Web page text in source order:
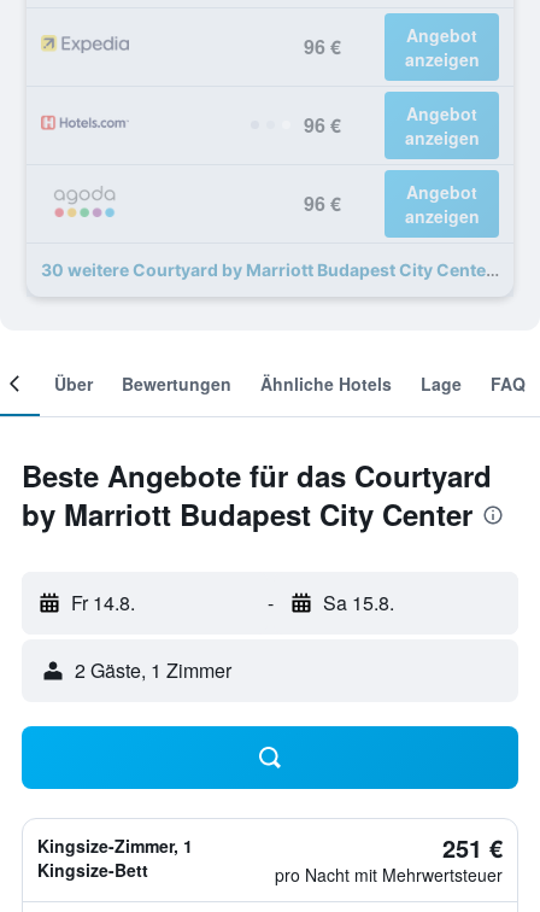
96 €
Angebot
anzeigen
96 €
Angebot
anzeigen
96 €
Angebot
anzeigen
30 weitere Courtyard by Marriott Budapest City Center Angebote
Über Bewertungen Ähnliche Hotels Lage FAQ
Beste Angebote für das Courtyard
by Marriott Budapest City Center
Fr 14.8. - Sa 15.8.
2 Gäste, 1 Zimmer
Kingsize-Zimmer, 1
Kingsize-Bett
251 €
pro Nacht mit Mehrwertsteuer